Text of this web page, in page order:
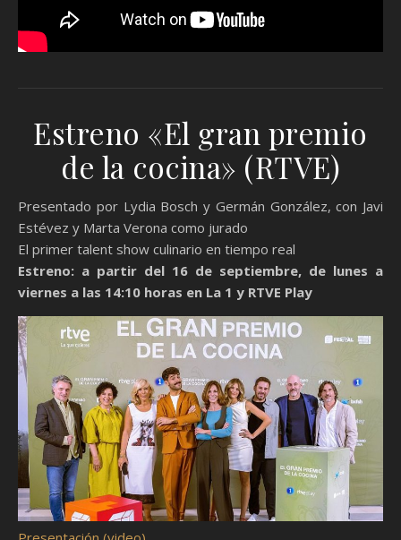
Estreno «El gran premio
de la cocina» (RTVE)
Presentado por Lydia Bosch y Germán González, con Javi
Estévez y Marta Verona como jurado
El primer talent show culinario en tiempo real
Estreno: a partir del 16 de septiembre, de lunes a
viernes a las 14:10 horas en La 1 y RTVE Play